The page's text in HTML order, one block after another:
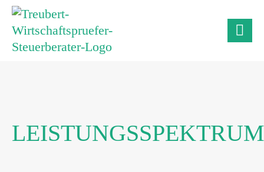
LEISTUNGSSPEKTRUM